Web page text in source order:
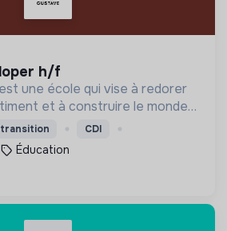
h/f
une école qui vise à redorer
et à construire le monde
ESS recrute ses apprenants en
et non de leur diplôme.
CDI
Éducation